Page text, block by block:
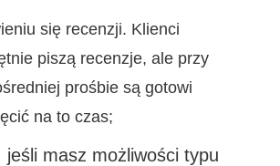
się recenzji. Klienci
piszą recenzje, ale przy
prośbie są gotowi
na to czas;
jeśli masz możliwości typu